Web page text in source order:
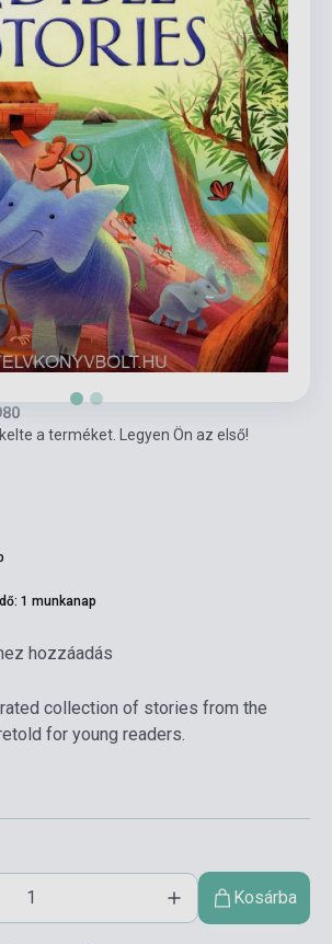
a terméket. Legyen Ön az első!
1 munkanap
hozzáadás
collection of stories from the
for young readers.
Kosárba